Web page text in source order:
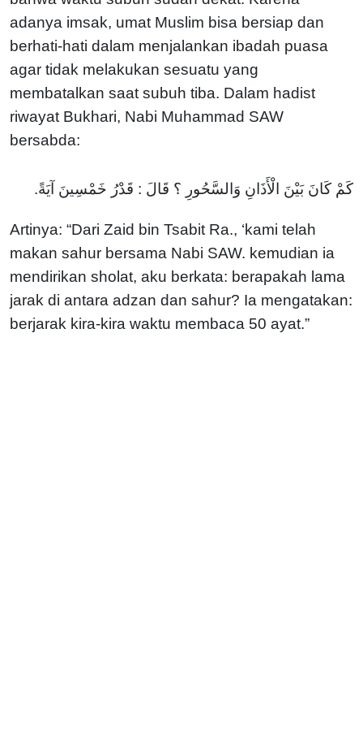
adanya imsak, umat Muslim bisa bersiap dan
berhati-hati dalam menjalankan ibadah puasa
agar tidak melakukan sesuatu yang
membatalkan saat subuh tiba. Dalam hadist
riwayat Bukhari, Nabi Muhammad SAW
bersabda:
كَمْ كَانَ بَيْنَ الْأَذَانِ وَالسَّحُورِ ؟ قَالَ : قَدْرُ خَمْسِينَ آيَةً.
Artinya: “Dari Zaid bin Tsabit Ra., ‘kami telah
makan sahur bersama Nabi SAW. kemudian ia
mendirikan sholat, aku berkata: berapakah lama
jarak di antara adzan dan sahur? Ia mengatakan:
berjarak kira-kira waktu membaca 50 ayat.”